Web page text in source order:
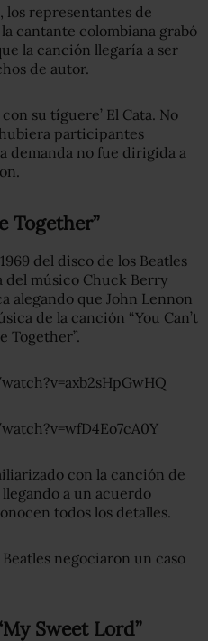
los representantes de
cantante colombiana grabó
la canción llegaría a ser
de autor.
su tíguere’ El Cata. No
participantes
demanda no fue dirigida a
Together”
del disco de los Beatles
del músico Chuck Berry
alegando que John Lennon
de la canción “You Can’t
Together”.
con la canción de
a un acuerdo
todos los detalles.
negociaron un caso
Sweet Lord”